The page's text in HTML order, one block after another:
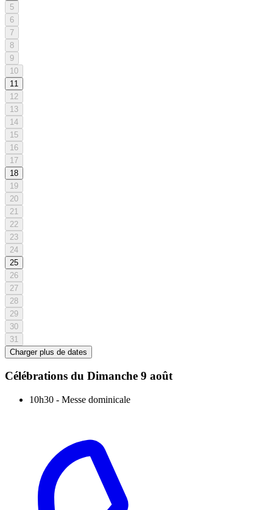
5
6
7
8
9
10
11
12
13
14
15
16
17
18
19
20
21
22
23
24
25
26
27
28
29
30
31
Charger plus de dates
Célébrations du Dimanche 9 août
10h30 - Messe dominicale